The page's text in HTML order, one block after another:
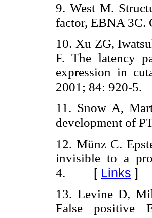
9. West M.
factor, EBNA 3C.
10. Xu ZG,
F. The latency
expression in
2001; 84: 920-5.
11. Snow A,
development of
12. Münz C.
invisible to a
4. [ Links ]
13. Levine D,
False positive